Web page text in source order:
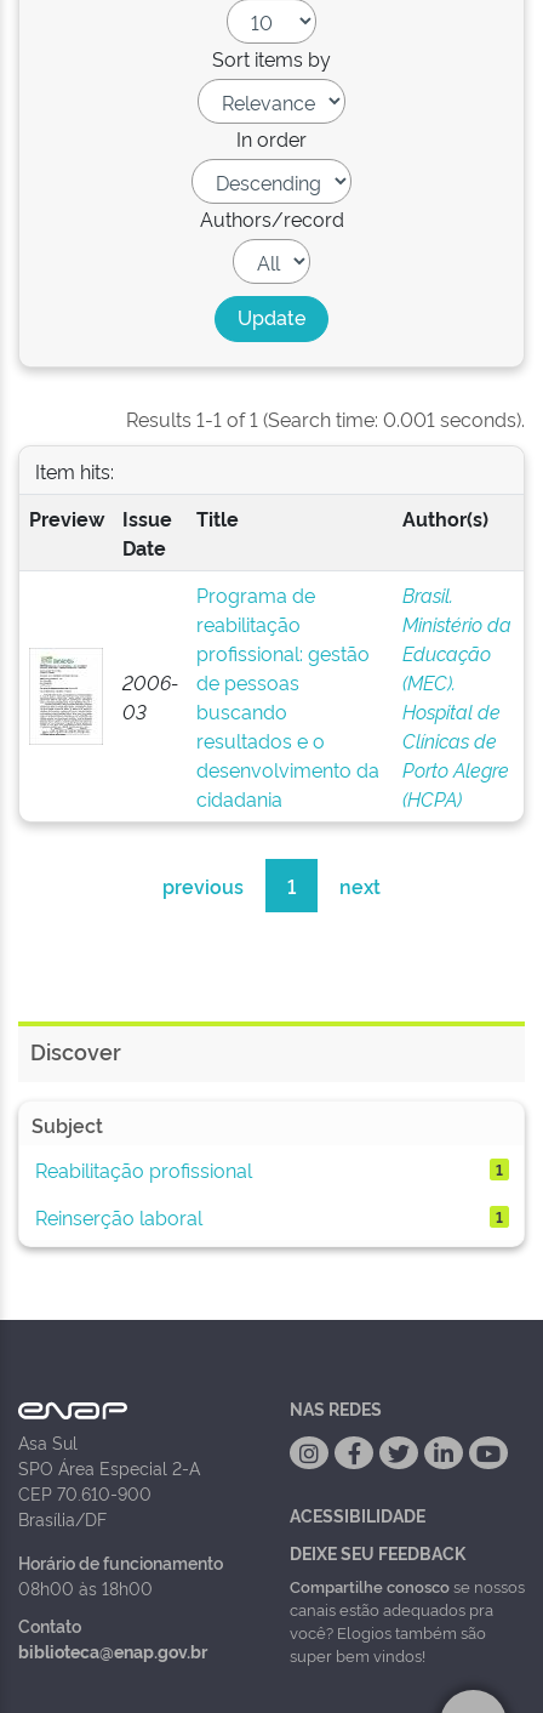
Sort items by
In order
Authors/record
Results 1-1 of 1 (Search time: 0.001 seconds).
Item hits:
Preview
Issue
Date
Title Author(s)
2006-
03
Programa de
reabilitação
profissional: gestão
de pessoas
buscando
resultados e o
desenvolvimento da
cidadania
Brasil.
Ministério da
Educação
(MEC).
Hospital de
Clínicas de
Porto Alegre
(HCPA)
previous 1 next
Discover
Subject
Reabilitação profissional
1
Reinserção laboral 1
Asa Sul
SPO Área Especial 2-A
CEP 70.610-900
Brasília/DF
Horário de funcionamento
08h00 às 18h00
Contato
biblioteca@enap.gov.br
NAS REDES
ACESSIBILIDADE
DEIXE SEU FEEDBACK
Compartilhe conoscose nossos
canais estão adequados pra
você? Elogios também são
super bem vindos!